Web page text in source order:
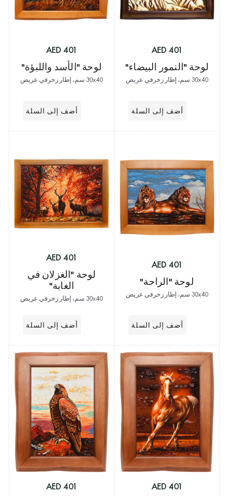
401 AED
لوحة "النمور البيضاء"
30x40 سم، إطار زخرفي عريض
401 AED
لوحة "الأسد واللبؤة"
30x40 سم، إطار زخرفي عريض
401 AED
لوحة "الراحة"
30x40 سم، إطار زخرفي عريض
401 AED
لوحة "الغزلان في
الغابة"
30x40 سم، إطار زخرفي عريض
401 AED
401 AED